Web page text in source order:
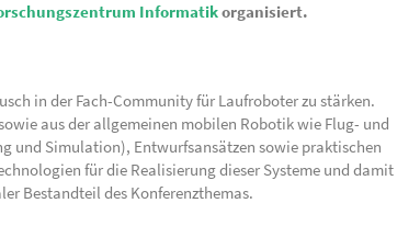
Informatikorganisiert.
in der Fach-Community für Laufroboter zu stärken.
aus der allgemeinen mobilen Robotik wie Flug- und
und Simulation), Entwurfsansätzen sowie praktischen
für die Realisierung dieser Systeme und damit
Bestandteil des Konferenzthemas.